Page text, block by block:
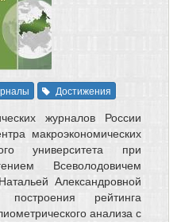
Достижения
журналов России
макроэкономических
университета при
Всеволодовичем
Александровной
рейтинга
анализа с